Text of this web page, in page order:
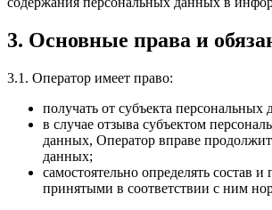
3. Основные права и
3.1. Оператор имеет право:
получать от субъекта
в случае отзыва субъектом
данных, Оператор вправе
данных;
самостоятельно определять состав
принятыми в соответствии с ним